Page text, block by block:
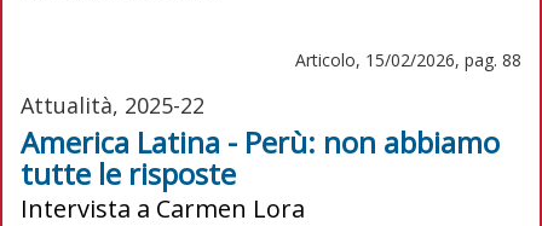
Articolo, 15/02/2026, pag. 88
Attualità, 2025-22
America Latina - Perù: non abbiamo
tutte le risposte
Intervista a Carmen Lora